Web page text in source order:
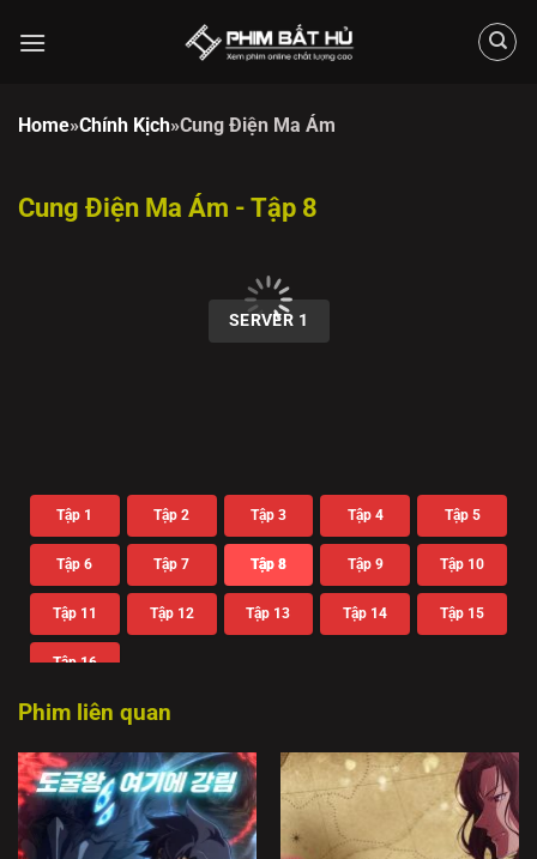
đến
Home»Chính Kịch»Cung Điện Ma Ám
Cung Điện Ma Ám - Tập 8
SERVER 1
Tập 1 Tập 2 Tập 3 Tập 4 Tập 5
Tập 6 Tập 7 Tập 8 Tập 9 Tập 10
Tập 11 Tập 12 Tập 13 Tập 14 Tập 15
Tập 16
Phim liên quan